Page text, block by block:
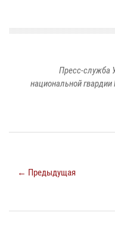
Пресс-служба
национальной
← Предыдущая